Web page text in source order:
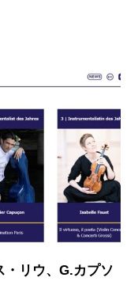
・リウ、G.カプソ